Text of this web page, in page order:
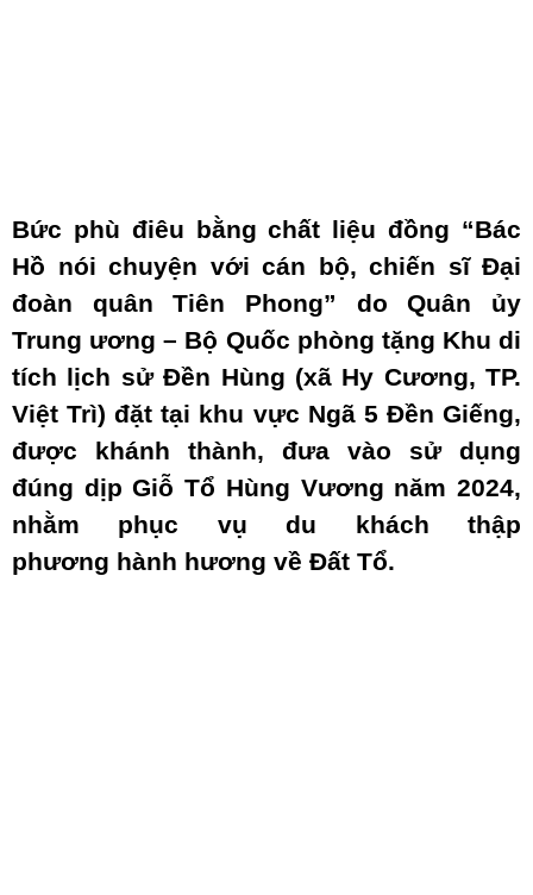
Bức phù điêu bằng chất liệu đồng “Bác
Hồ nói chuyện với cán bộ, chiến sĩ Đại
đoàn quân Tiên Phong” do Quân ủy
Trung ương – Bộ Quốc phòng tặng Khu di
tích lịch sử Đền Hùng (xã Hy Cương, TP.
Việt Trì) đặt tại khu vực Ngã 5 Đền Giếng,
được khánh thành, đưa vào sử dụng
đúng dịp Giỗ Tổ Hùng Vương năm 2024,
nhằm phục vụ du khách thập
phương hành hương về Đất Tổ.